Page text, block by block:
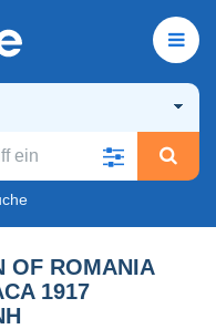
OF ROMANIA
1917